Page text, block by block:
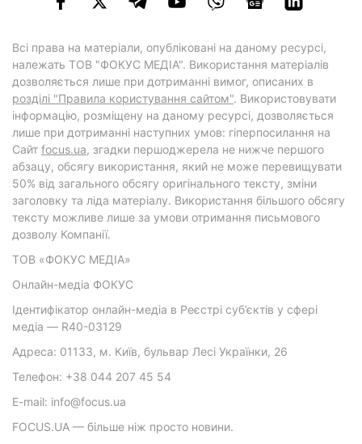
Всі права на матеріали, опубліковані на даному ресурсі,
належать ТОВ "ФОКУС МЕДІА". Використання матеріалів
дозволяється лише при дотриманні вимог, описаних в
розділі "Правила користування сайтом". Використовувати
інформацію, розміщену на даному ресурсі, дозволяється
лише при дотриманні наступних умов: гіперпосилання на
Cайт focus.ua, згадки першоджерела не нижче першого
абзацу, обсягу використання, який не може перевищувати
50% від загального обсягу оригінального тексту, зміни
заголовку та ліда матеріалу. Використання більшого обсягу
тексту можливе лише за умови отримання письмового
дозволу Компанії.
ТОВ «ФОКУС МЕДІА»
Онлайн-медіа ФОКУС
Ідентифікатор онлайн-медіа в Реєстрі суб’єктів у сфері
медіа — R40-03129
Адреса: 01133, м. Київ, бульвар Лесі Українки, 26
Телефон: +38 044 207 45 54
E-mail: info@focus.ua
FOCUS.UA — більше ніж просто новини.